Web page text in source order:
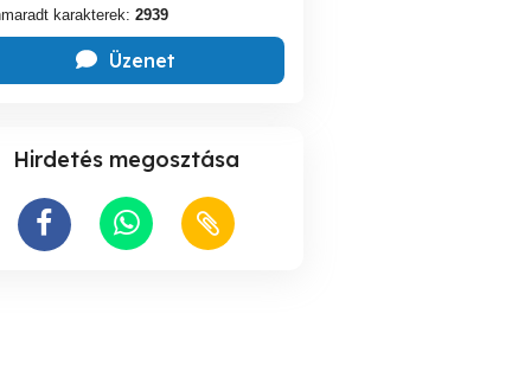
karakterek: 2939
Üzenet
Hirdetés megosztása